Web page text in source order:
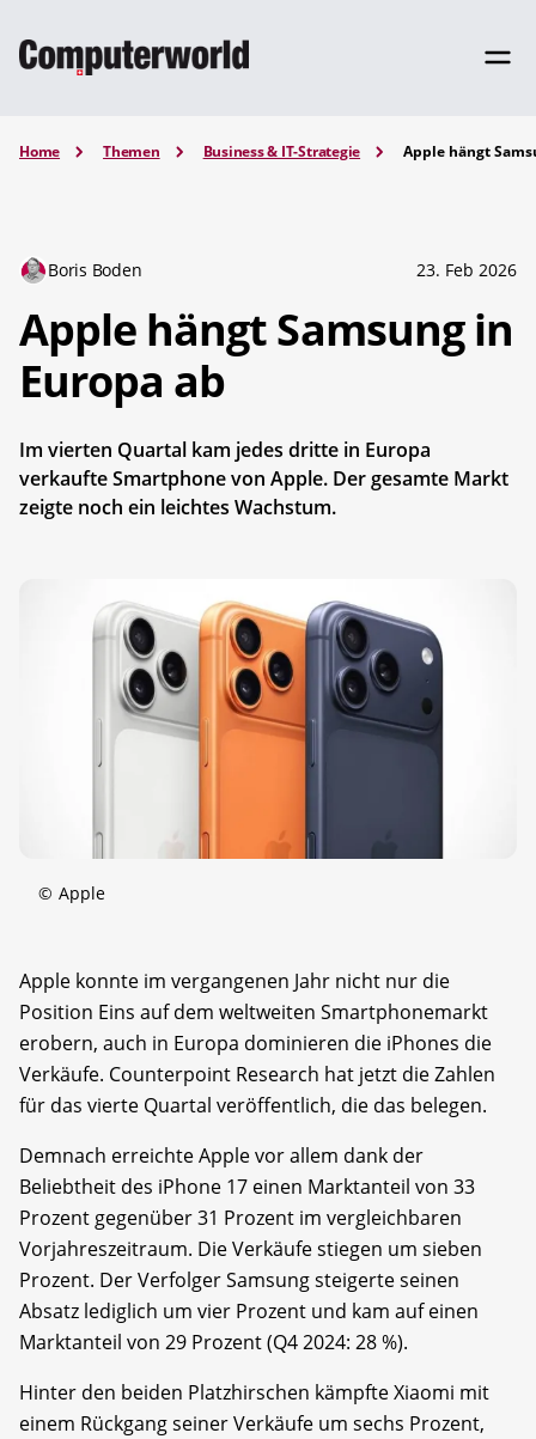
Home Themen Business & IT-Strategie Apple hängt
Boris Boden 23. Feb 2026
Apple hängt Samsung in
Europa ab
Im vierten Quartal kam jedes dritte in Europa
verkaufte Smartphone von Apple. Der gesamte Markt
zeigte noch ein leichtes Wachstum.
© Apple
Apple konnte im vergangenen Jahr nicht nur die
Position Eins auf dem weltweiten Smartphonemarkt
erobern, auch in Europa dominieren die iPhones die
Verkäufe. Counterpoint Research hat jetzt die Zahlen
für das vierte Quartal veröffentlich, die das belegen.
Demnach erreichte Apple vor allem dank der
Beliebtheit des iPhone 17 einen Marktanteil von 33
Prozent gegenüber 31 Prozent im vergleichbaren
Vorjahreszeitraum. Die Verkäufe stiegen um sieben
Prozent. Der Verfolger Samsung steigerte seinen
Absatz lediglich um vier Prozent und kam auf einen
Marktanteil von 29 Prozent (Q4 2024: 28 %).
Hinter den beiden Platzhirschen kämpfte Xiaomi mit
einem Rückgang seiner Verkäufe um sechs Prozent,